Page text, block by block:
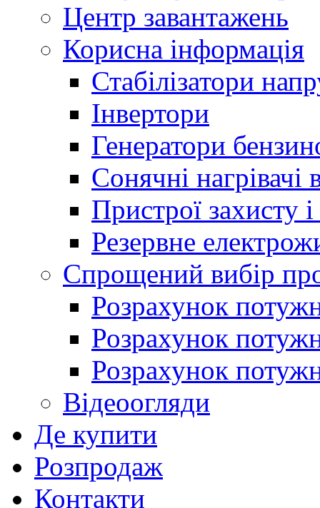
Центр завантажень
Корисна інформація
Стабілізатори
Інвертори
Генератори
Сонячні нагрівачі
Пристрої захисту і
Резервне
Спрощений вибір
Розрахунок
Розрахунок
Розрахунок
Відеоогляди
Де купити
Розпродаж
Контакти